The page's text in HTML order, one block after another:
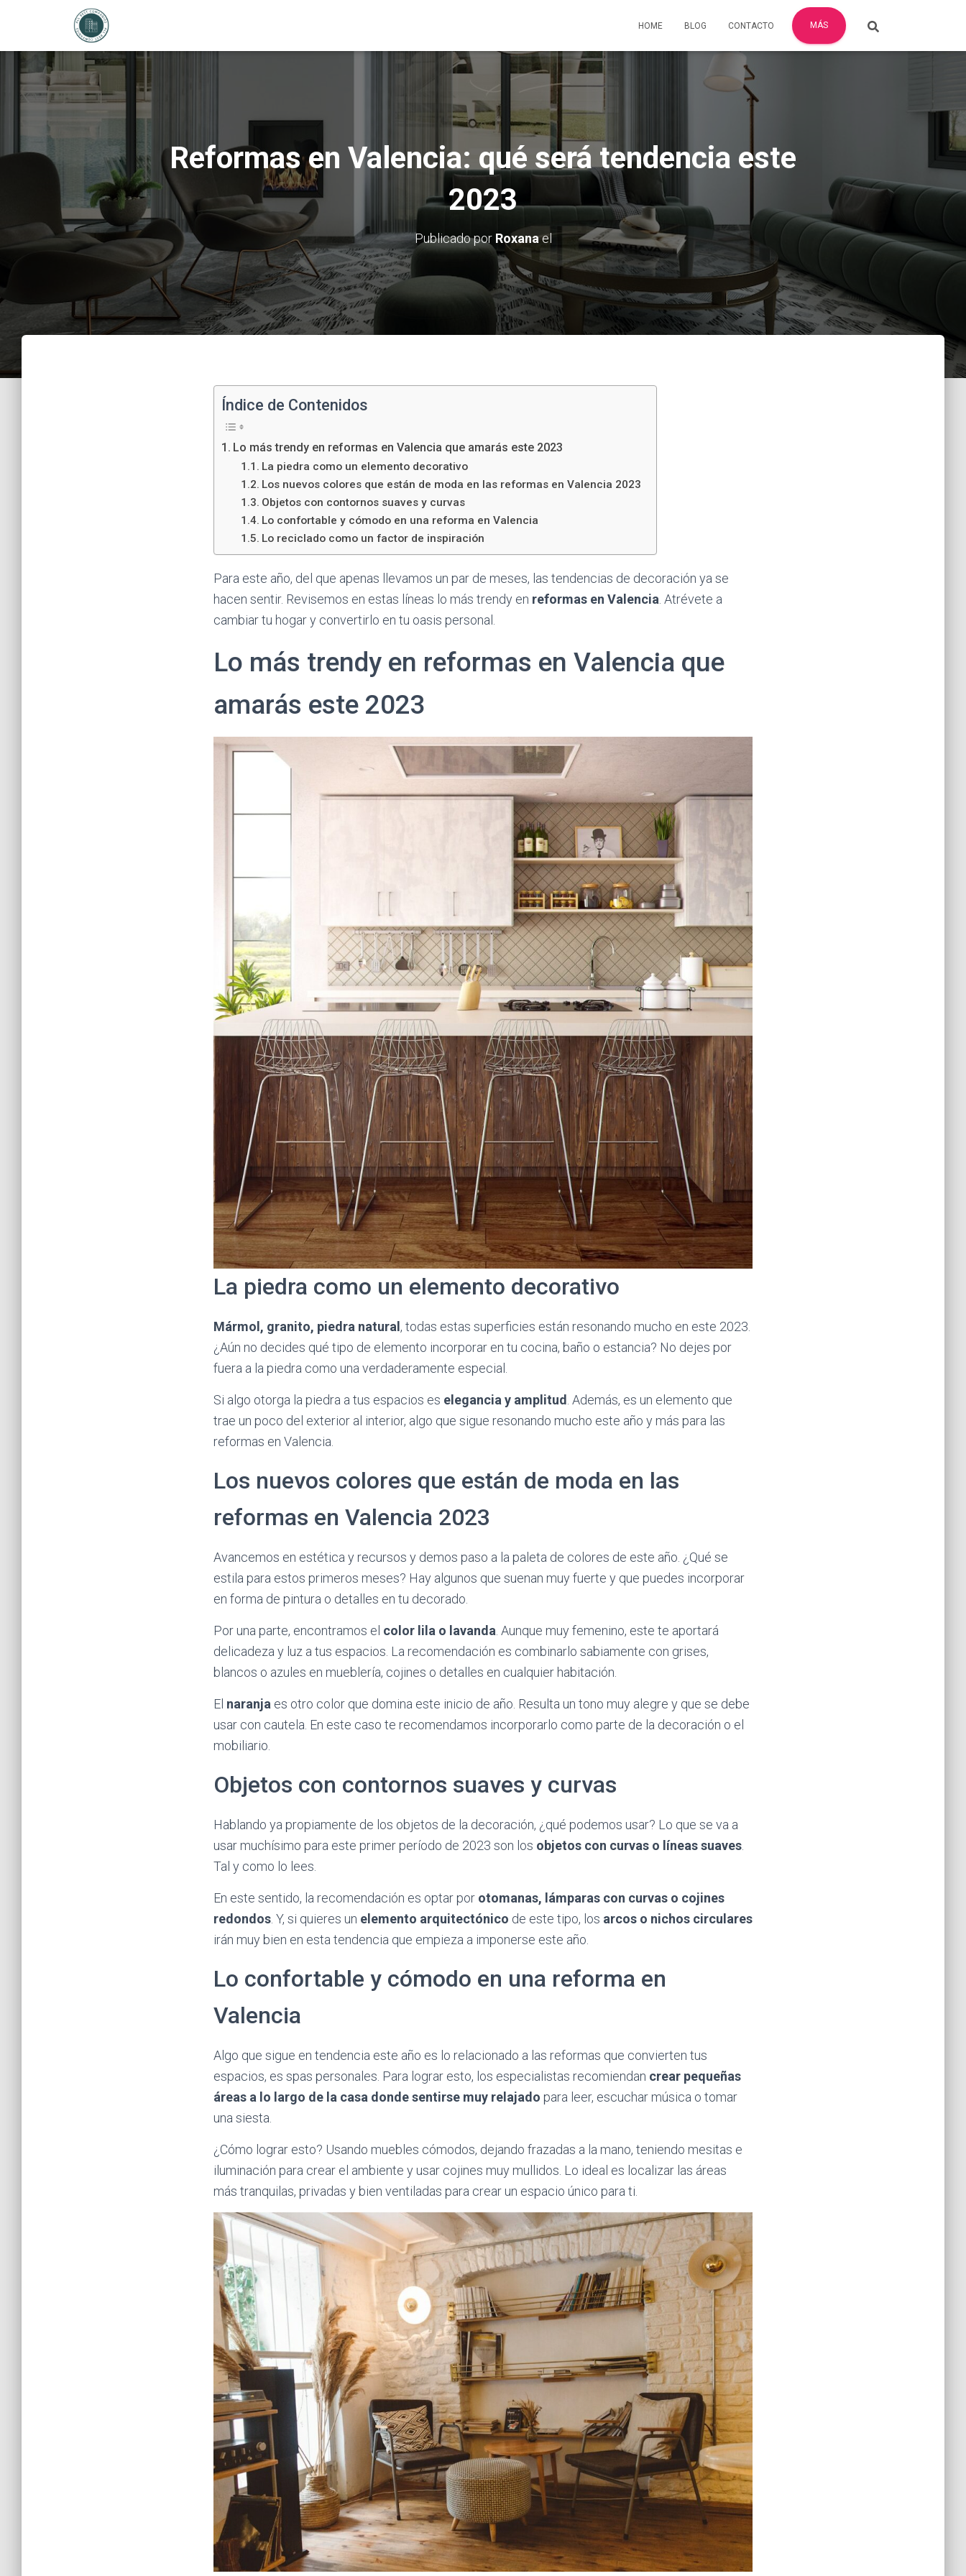
HOME BLOG CONTACTO MÁS
Reformas en Valencia: qué será tendencia este
2023
Publicado por Roxanael
Índice de Contenidos
Lo más trendy en reformas en Valencia que amarás este 2023
La piedra como un elemento decorativo
Los nuevos colores que están de moda en las reformas en Valencia 2023
Objetos con contornos suaves y curvas
Lo confortable y cómodo en una reforma en Valencia
Lo reciclado como un factor de inspiración
Para este año, del que apenas llevamos un par de meses, las tendencias de decoración ya se
hacen sentir. Revisemos en estas líneas lo más trendy en reformas en Valencia . Atrévete a
cambiar tu hogar y convertirlo en tu oasis personal.
Lo más trendy en reformas en Valencia que
amarás este 2023
La piedra como un elemento decorativo
Mármol, granito, piedra natural , todas estas superficies están resonando mucho en este 2023.
¿Aún no decides qué tipo de elemento incorporar en tu cocina, baño o estancia? No dejes por
fuera a la piedra como una verdaderamente especial.
Si algo otorga la piedra a tus espacios es elegancia y amplitud . Además, es un elemento que
trae un poco del exterior al interior, algo que sigue resonando mucho este año y más para las
reformas en Valencia.
Los nuevos colores que están de moda en las
reformas en Valencia 2023
Avancemos en estética y recursos y demos paso a la paleta de colores de este año. ¿Qué se
estila para estos primeros meses? Hay algunos que suenan muy fuerte y que puedes incorporar
en forma de pintura o detalles en tu decorado.
Por una parte, encontramos el color lila o lavanda . Aunque muy femenino, este te aportará
delicadeza y luz a tus espacios. La recomendación es combinarlo sabiamente con grises,
blancos o azules en mueblería, cojines o detalles en cualquier habitación.
El naranja es otro color que domina este inicio de año. Resulta un tono muy alegre y que se debe
usar con cautela. En este caso te recomendamos incorporarlo como parte de la decoración o el
mobiliario.
Objetos con contornos suaves y curvas
Hablando ya propiamente de los objetos de la decoración, ¿qué podemos usar? Lo que se va a
usar muchísimo para este primer período de 2023 son los objetos con curvas o líneas suaves
Tal y como lo lees.
En este sentido, la recomendación es optar por otomanas, lámparas con curvas o cojines
redondos . Y, si quieres un elemento arquitectónico de este tipo, los arcos o nichos circulares
irán muy bien en esta tendencia que empieza a imponerse este año.
Lo confortable y cómodo en una reforma en
Valencia
Algo que sigue en tendencia este año es lo relacionado a las reformas que convierten tus
espacios, es spas personales. Para lograr esto, los especialistas recomiendan crear pequeñas
áreas a lo largo de la casa donde sentirse muy relajado para leer, escuchar música o tomar
una siesta.
¿Cómo lograr esto? Usando muebles cómodos, dejando frazadas a la mano, teniendo mesitas e
iluminación para crear el ambiente y usar cojines muy mullidos. Lo ideal es localizar las áreas
más tranquilas, privadas y bien ventiladas para crear un espacio único para ti.